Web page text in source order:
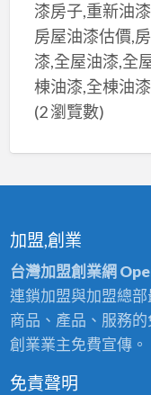
漆房子,重新油
房屋油漆估價,
漆,全屋油漆,全
棟油漆,全棟油
(2 瀏覽數)
加盟,創業
台灣加盟創業網
連鎖加盟與加盟總
商品、產品、服務
創業業主免費宣傳。
免責聲明